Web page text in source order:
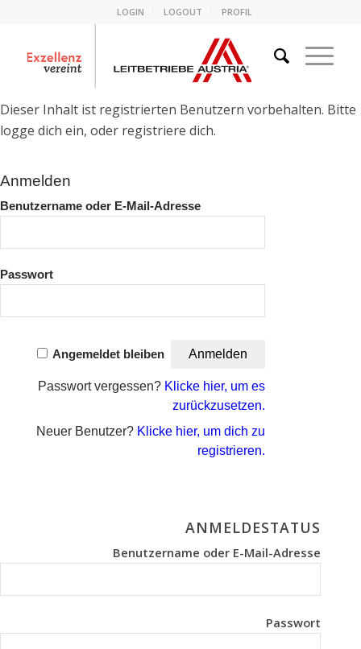
LOGIN LOGOUT PROFIL
Dieser Inhalt ist registrierten Benutzern vorbehalten. Bitte
logge dich ein, oder registriere dich.
Anmelden
Benutzername oder E-Mail-Adresse
Passwort
Angemeldet bleiben
Passwort vergessen? Klicke hier, um es
zurückzusetzen.
Neuer Benutzer? Klicke hier, um dich zu
registrieren.
ANMELDESTATUS
Benutzername oder E-Mail-Adresse
Passwort